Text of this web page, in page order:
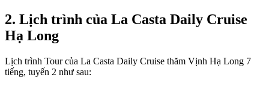
2. Lịch trình của La Casta Daily Cruise
Hạ Long
Lịch trình Tour của La Casta Daily Cruise thăm Vịnh Hạ Long 7
tiếng, tuyến 2 như sau: